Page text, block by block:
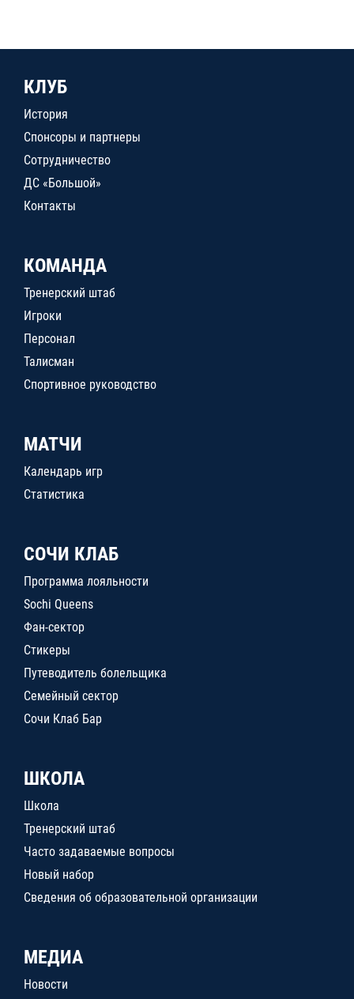
КЛУБ
История
Спонсоры и партнеры
Сотрудничество
ДС «Большой»
Контакты
КОМАНДА
Тренерский штаб
Игроки
Персонал
Талисман
Спортивное руководство
МАТЧИ
Календарь игр
Статистика
СОЧИ КЛАБ
Программа лояльности
Sochi Queens
Фан-сектор
Стикеры
Путеводитель болельщика
Семейный сектор
Сочи Клаб Бар
ШКОЛА
Школа
Тренерский штаб
Часто задаваемые вопросы
Новый набор
Сведения об образовательной организации
МЕДИА
Новости